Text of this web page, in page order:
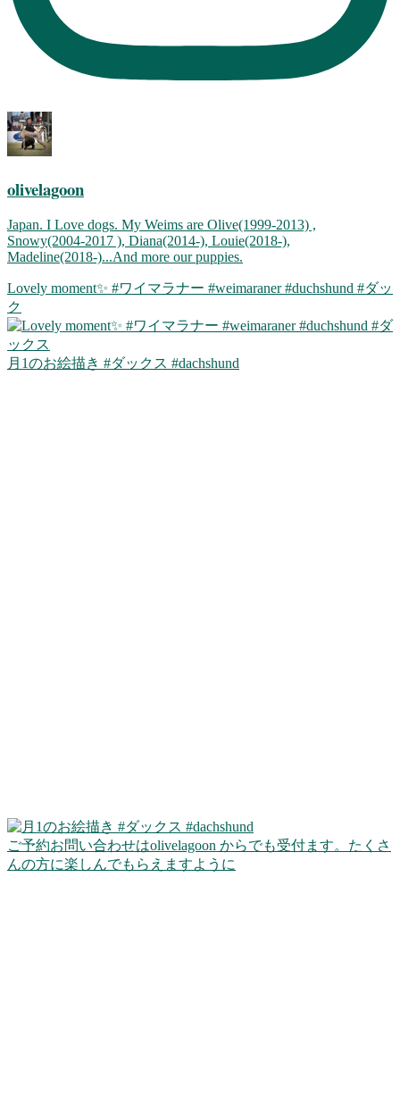
olivelagoon
Japan. I Love dogs. My Weims are Olive(1999-2013) ,
Snowy(2004-2017 ), Diana(2014-), Louie(2018-),
Madeline(2018-)...And more our puppies.
Lovely moment✨ #ワイマラナー #weimaraner #duchshund #ダッ
ク
月1のお絵描き #ダックス #dachshund
ご予約お問い合わせはolivelagoon からでも受付ます。たくさ
んの方に楽しんでもらえますように